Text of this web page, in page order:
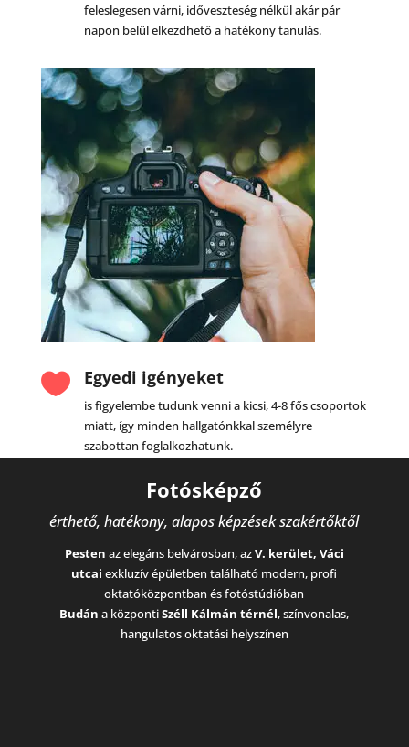
feleslegesen várni, időveszteség nélkül akár pár
napon belül elkezdhető a hatékony tanulás.
 Egyedi igényeket
is figyelembe tudunk venni a kicsi, 4-8 fős csoportok
miatt, így minden hallgatónkkal személyre
szabottan foglalkozhatunk.
Fotósképző
érthető, hatékony, alapos képzések szakértőktől
Pesten az elegáns belvárosban, azV. kerület, Váci
utcaiexkluzív épületben található modern, profi
oktatóközpontban és fotóstúdióban
Budán a központiSzéll Kálmán térnél, színvonalas,
hangulatos oktatási helyszínen